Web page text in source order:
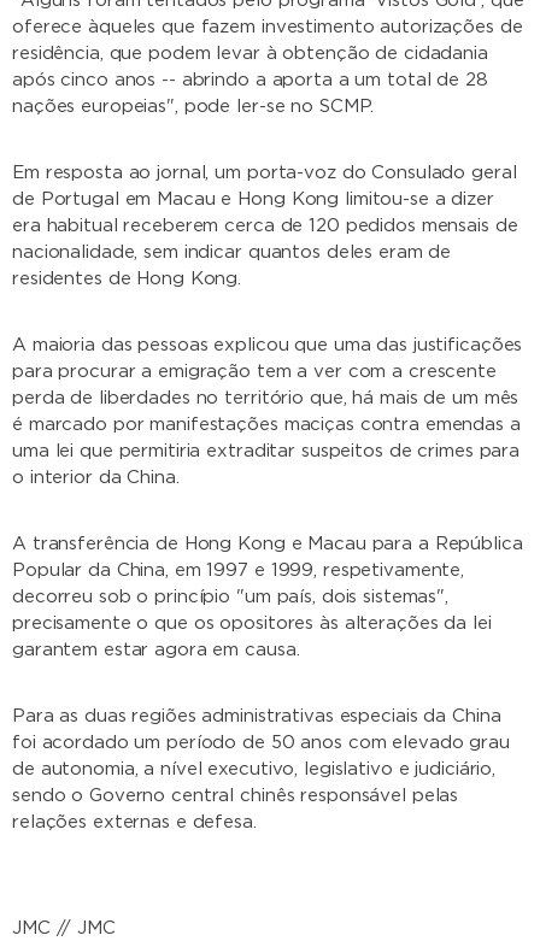
oferece àqueles que fazem investimento autorizações de
residência, que podem levar à obtenção de cidadania
após cinco anos -- abrindo a aporta a um total de 28
nações europeias", pode ler-se no SCMP.
Em resposta ao jornal, um porta-voz do Consulado geral
de Portugal em Macau e Hong Kong limitou-se a dizer
era habitual receberem cerca de 120 pedidos mensais de
nacionalidade, sem indicar quantos deles eram de
residentes de Hong Kong.
A maioria das pessoas explicou que uma das justificações
para procurar a emigração tem a ver com a crescente
perda de liberdades no território que, há mais de um mês
é marcado por manifestações maciças contra emendas a
uma lei que permitiria extraditar suspeitos de crimes para
o interior da China.
A transferência de Hong Kong e Macau para a República
Popular da China, em 1997 e 1999, respetivamente,
decorreu sob o princípio "um país, dois sistemas",
precisamente o que os opositores às alterações da lei
garantem estar agora em causa.
Para as duas regiões administrativas especiais da China
foi acordado um período de 50 anos com elevado grau
de autonomia, a nível executivo, legislativo e judiciário,
sendo o Governo central chinês responsável pelas
relações externas e defesa.
JMC // JMC